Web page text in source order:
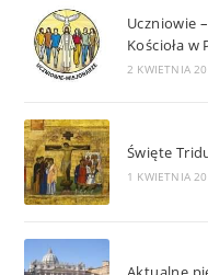
Uczniowie
Kościoła w
2 KWIETNIA
Święte
1 KWIETNIA